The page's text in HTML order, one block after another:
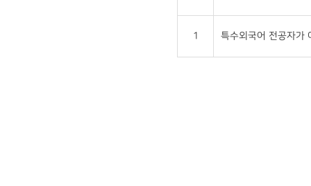
1 특수외국어 전공자가